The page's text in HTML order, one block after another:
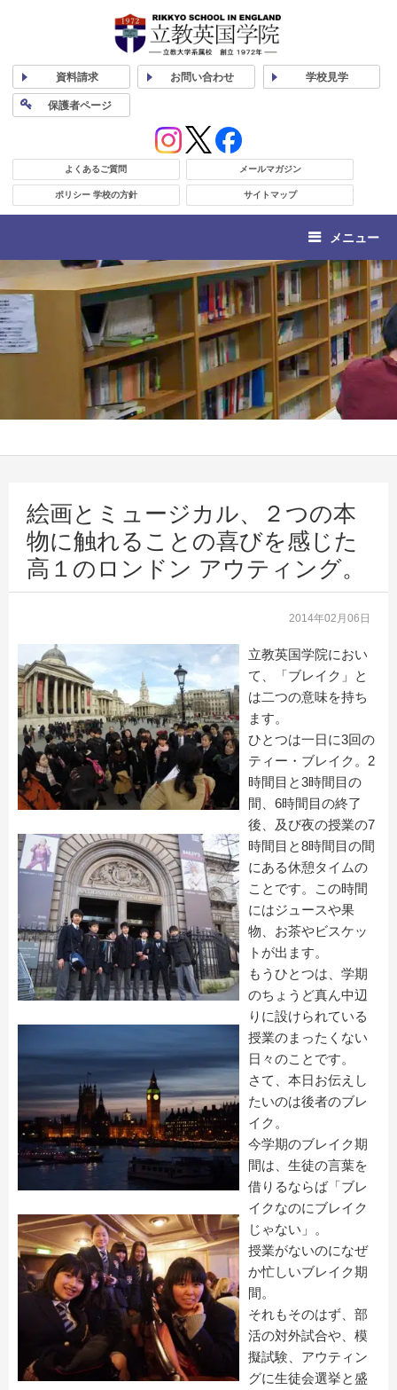
資料請求 お問い合わせ 学校見学
保護者ページ
よくあるご質問 メールマガジン
ポリシー 学校の方針 サイトマップ
メニュー
絵画とミュージカル、２つの本
物に触れることの喜びを感じた
高１のロンドン アウティング。
2014年02月06日
立教英国学院におい
て、「ブレイク」と
は二つの意味を持ち
ます。
ひとつは一日に3回の
ティー・ブレイク。2
時間目と3時間目の
間、6時間目の終了
後、及び夜の授業の7
時間目と8時間目の間
にある休憩タイムの
ことです。この時間
にはジュースや果
物、お茶やビスケッ
トが出ます。
もうひとつは、学期
のちょうど真ん中辺
りに設けられている
授業のまったくない
日々のことです。
さて、本日お伝えし
たいのは後者のブレ
イク。
今学期のブレイク期
間は、生徒の言葉を
借りるならば「ブレ
イクなのにブレイク
じゃない」。
授業がないのになぜ
か忙しいブレイク期
間。
それもそのはず、部
活の対外試合や、模
擬試験、アウティン
グに生徒会選挙と盛